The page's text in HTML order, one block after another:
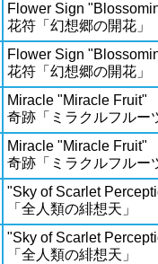
Flower Sign
花符「幻想郷の開花」
Flower Sign
花符「幻想郷の開花」
Miracle "Miracle Fruit"
奇跡「ミラクルフルー
Miracle "Miracle Fruit"
奇跡「ミラクルフルー
"Sky of Scarlet
「全人類の緋想天」
"Sky of Scarlet
「全人類の緋想天」